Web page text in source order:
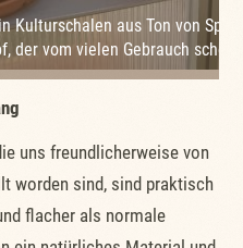
Kulturschalen aus Ton von
der vom vielen Gebrauch
uns freundlicherweise von
worden sind, sind praktisch
flacher als normale